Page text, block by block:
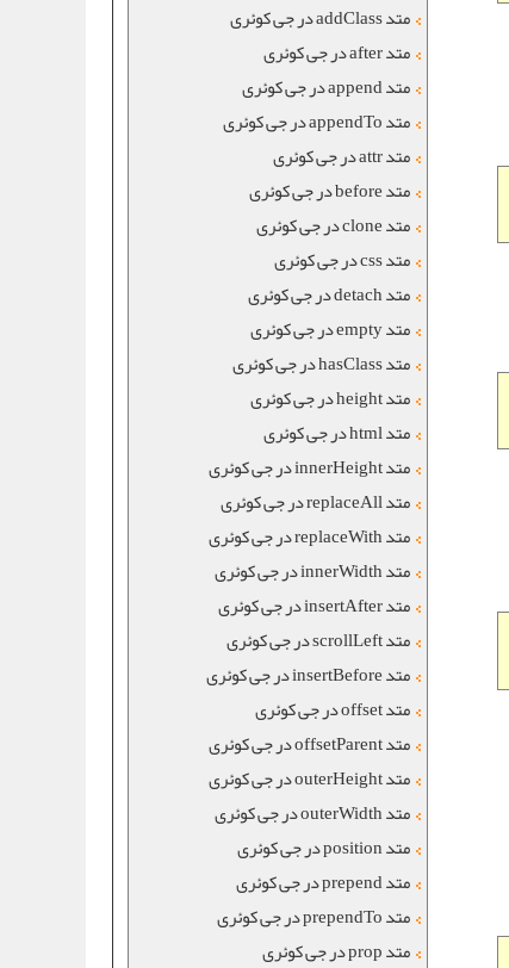
متد addClass در جی کوئری
متد after در جی کوئری
متد append در جی کوئری
متد appendTo در جی کوئری
متد attr در جی کوئری
متد before در جی کوئری
متد clone در جی کوئری
متد css در جی کوئری
متد detach در جی کوئری
متد empty در جی کوئری
متد hasClass در جی کوئری
متد height در جی کوئری
متد html در جی کوئری
متد innerHeight در جی کوئری
متد replaceAll در جی کوئری
متد replaceWith در جی کوئری
متد innerWidth در جی کوئری
متد insertAfter در جی کوئری
متد scrollLeft در جی کوئری
متد insertBefore در جی کوئری
متد offset در جی کوئری
متد offsetParent در جی کوئری
متد outerHeight در جی کوئری
متد outerWidth در جی کوئری
متد position در جی کوئری
متد prepend در جی کوئری
متد prependTo در جی کوئری
متد prop در جی کوئری